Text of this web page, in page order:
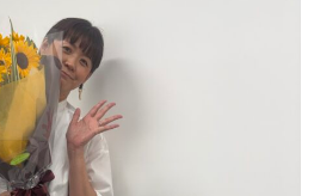
×福井アナ「なんでやねん！？」
うの献立 何にする？～
！シーズン２
ダ